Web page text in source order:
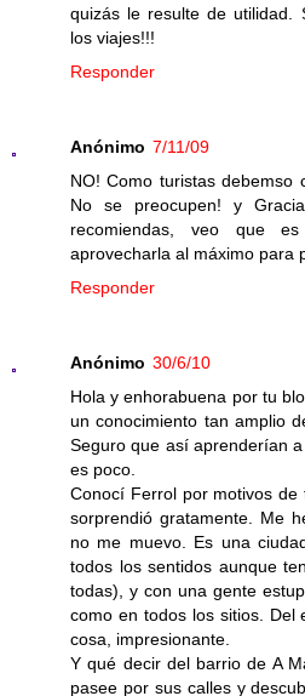
quizás le resulte de utilidad.
los viajes!!!
Responder
Anónimo 7/11/09
NO! Como turistas debemso
No se preocupen! y
recomiendas, veo que
aprovecharla al máximo para
Responder
Anónimo 30/6/10
Hola y enhorabuena por tu
un conocimiento tan amplio
Seguro que así aprenderían
es poco.
Conocí Ferrol por motivos
sorprendió gratamente. Me
no me muevo. Es una
todos los sentidos aunque
todas), y con una gente
como en todos los sitios. Del
cosa, impresionante.
Y qué decir del barrio de A
pasee por sus calles y